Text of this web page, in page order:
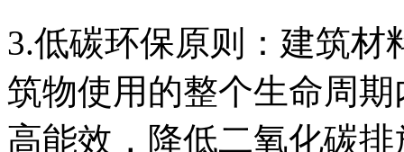
3.低碳环保原则：建筑
筑物使用的整个生命周
高能效，降低二氧化碳排